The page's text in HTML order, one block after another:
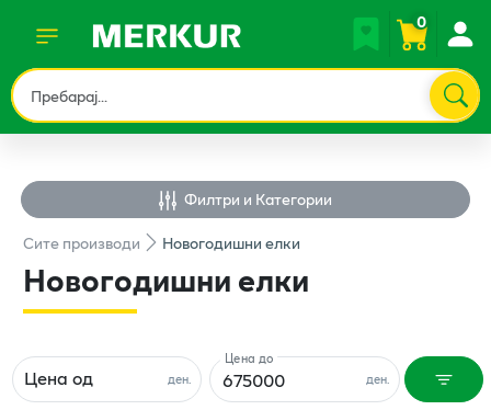
0
Филтри и Категории
Ситепроизводи Новогодишни елки
Новогодишни елки
ден.
Цена од ден.
Цена до